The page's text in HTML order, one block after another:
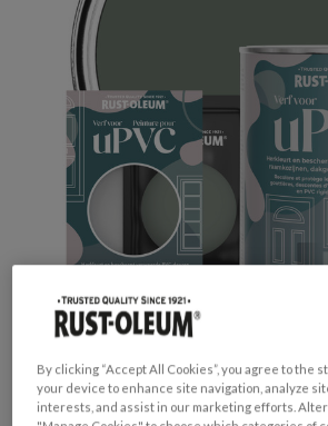
Productveiligheid
By clicking “Accept All Cookies”, you agree to the
your device to enhance site navigation, analyze
interests, and assist in our marketing efforts.